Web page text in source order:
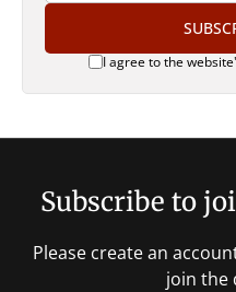
I agree to the
Subscribe to
Please create an
join the